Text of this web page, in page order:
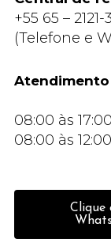
+55 65 –
(Telefone e
Atendimento
08:00 às
08:00 às
Clique